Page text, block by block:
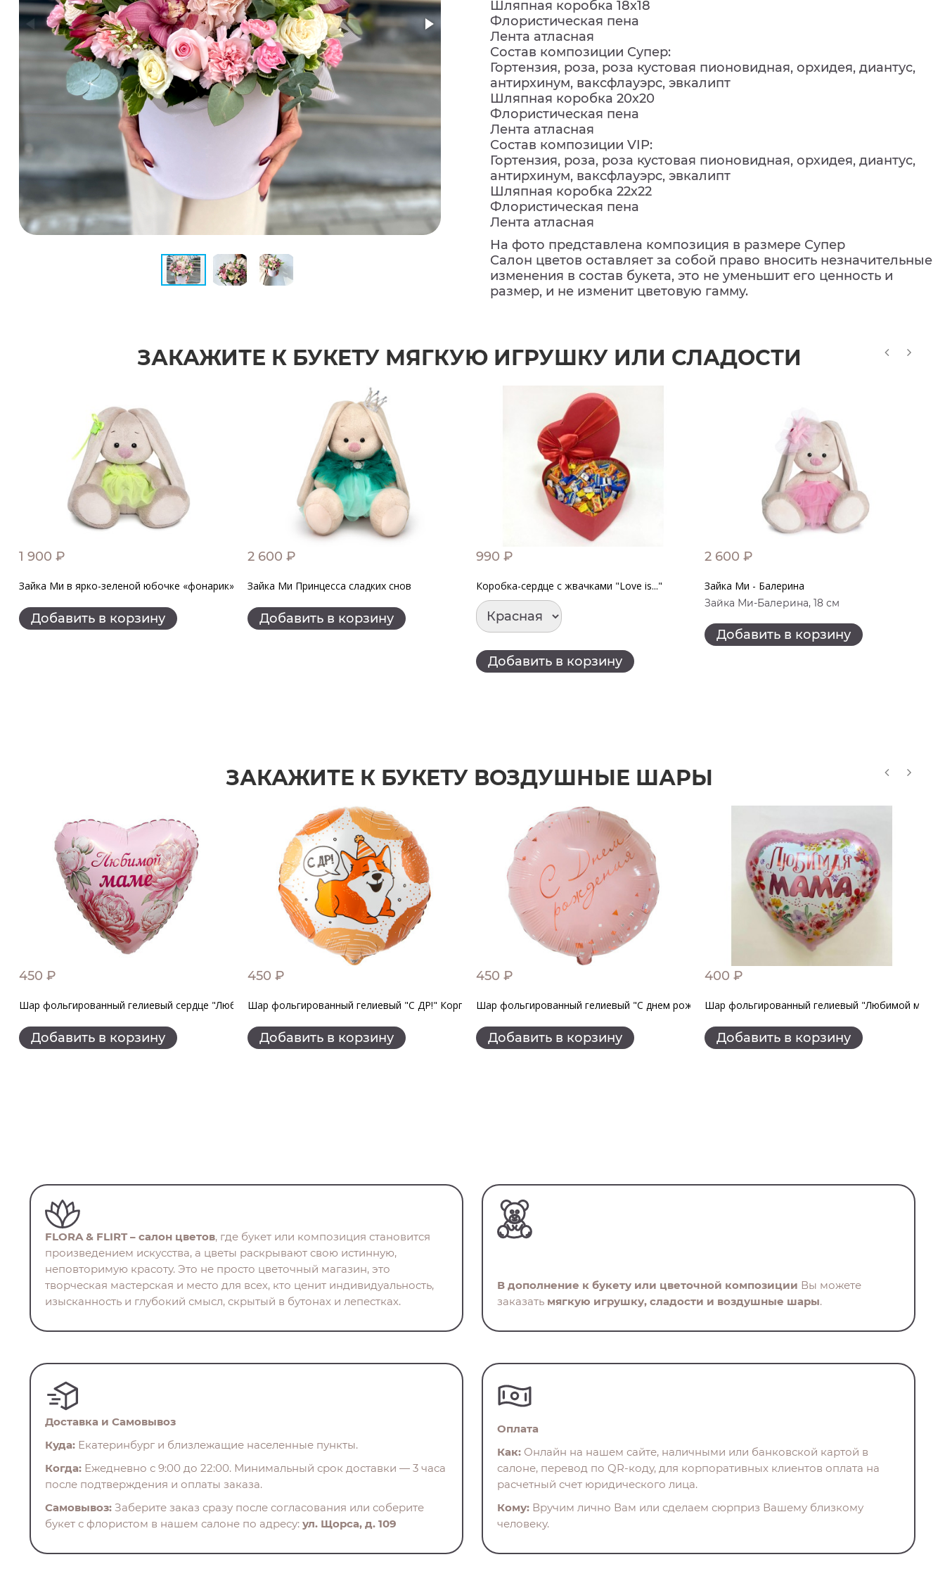
Шляпная коробка 18х18
Флористическая пена
Лента атласная
Состав композиции Супер:
Гортензия, роза, роза кустовая пионовидная, орхидея, диантус,
антирхинум, ваксфлауэрс, эвкалипт
Шляпная коробка 20х20
Флористическая пена
Лента атласная
Состав композиции VIP:
Гортензия, роза, роза кустовая пионовидная, орхидея, диантус,
антирхинум, ваксфлауэрс, эвкалипт
Шляпная коробка 22х22
Флористическая пена
Лента атласная
На фото представлена композиция в размере Супер
Салон цветов оставляет за собой право вносить незначительные
изменения в состав букета, это не уменьшит его ценность и
размер, и не изменит цветовую гамму.
ЗАКАЖИТЕ К БУКЕТУ МЯГКУЮ ИГРУШКУ ИЛИ СЛАДОСТИ
1 900 ₽
Зайка Ми в ярко-зеленой юбочке «фонарик»
Добавить в корзину
2 600 ₽
Зайка Ми Принцесса сладких снов
Добавить в корзину
990 ₽
Коробка-сердце с жвачками "Love is..."
Добавить в корзину
2 600 ₽
Зайка Ми - Балерина
Зайка Ми-Балерина, 18 см
Добавить в корзину
ЗАКАЖИТЕ К БУКЕТУ ВОЗДУШНЫЕ ШАРЫ
450 ₽
Шар фольгированный гелиевый сердце "Любимой маме"
Добавить в корзину
450 ₽
Шар фольгированный гелиевый "С ДР!" Корги
Добавить в корзину
450 ₽
Шар фольгированный гелиевый "С днем рождения. Конфетти Party"
Добавить в корзину
400 ₽
Шар фольгированный гелиевый "Любимой
Добавить в корзину
FLORA & FLIRT – салон цветов, где букет или композиция становится
произведением искусства, а цветы раскрывают свою истинную,
неповторимую красоту. Это не просто цветочный магазин, это
творческая мастерская и место для всех, кто ценит индивидуальность,
изысканность и глубокий смысл, скрытый в бутонах и лепестках.
В дополнение к букету или цветочной композиции Вы можете
заказать мягкую игрушку, сладости и воздушные шары.
Доставка и Самовывоз
Куда: Екатеринбург и близлежащие населенные пункты.
Когда: Ежедневно с 9:00 до 22:00. Минимальный срок доставки — 3 часа
после подтверждения и оплаты заказа.
Самовывоз: Заберите заказ сразу после согласования или соберите
букет с флористом в нашем салоне по адресу: ул. Щорса, д. 109
Оплата
Как:Онлайн на нашем сайте, наличными или банковской картой в
салоне, перевод по QR-коду, для корпоративных клиентов оплата на
расчетный счет юридического лица.
Кому:Вручим лично Вам или сделаем сюрприз Вашему близкому
человеку.